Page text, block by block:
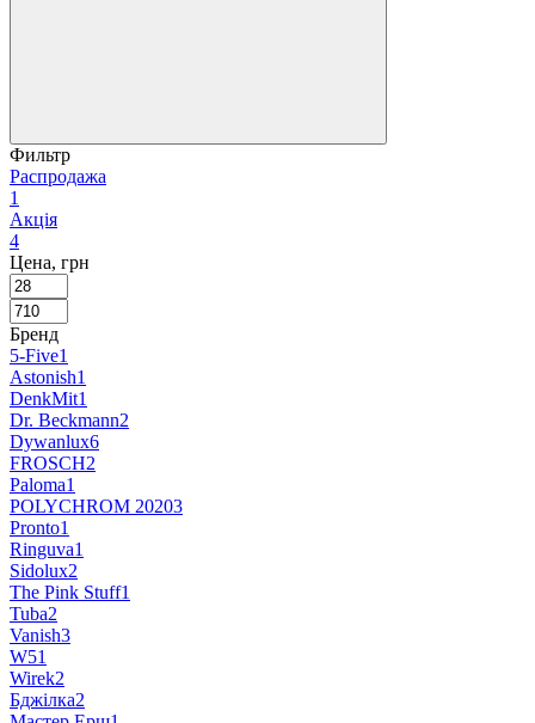
Фильтр
Распродажа
1
Акція
4
Цена, грн
Бренд
5-Five1
Astonish1
DenkMit1
Dr. Beckmann2
Dywanlux6
FROSCH2
Paloma1
POLYCHROM 20203
Pronto1
Ringuva1
Sidolux2
The Pink Stuff1
Tuba2
Vanish3
W51
Wirek2
Бджілка2